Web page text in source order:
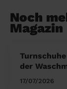
Noch
Magazin
der
17/07/2026